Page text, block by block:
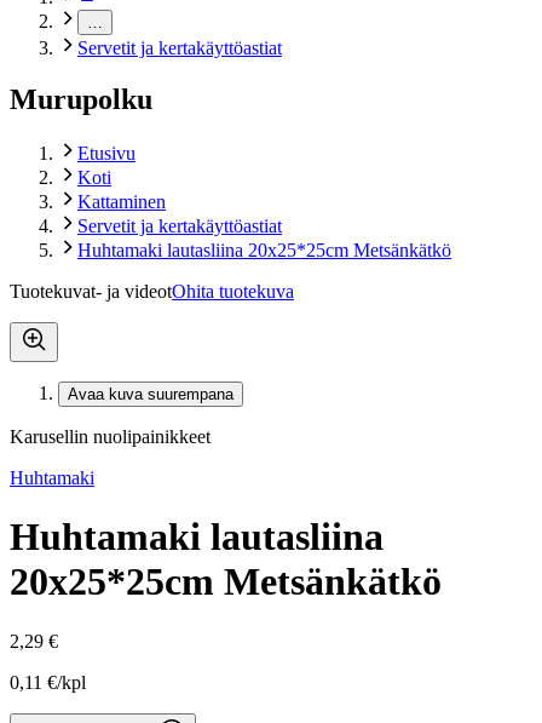
Servetit ja kertakäyttöastiat
Murupolku
Etusivu
Koti
Kattaminen
Servetit ja kertakäyttöastiat
Huhtamaki lautasliina 20x25*25cm Metsänkätkö
Tuotekuvat- ja videotOhita tuotekuva
Avaa kuva suurempana
Karusellin nuolipainikkeet
Huhtamaki
Huhtamaki lautasliina
20x25*25cm Metsänkätkö
2,29 €
0,11 €/kpl